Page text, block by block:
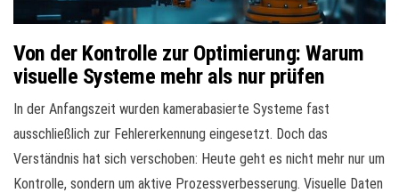
Von der Kontrolle zur Optimierung: Warum
visuelle Systeme mehr als nur prüfen
In der Anfangszeit wurden kamerabasierte Systeme fast
ausschließlich zur Fehlererkennung eingesetzt. Doch das
Verständnis hat sich verschoben: Heute geht es nicht mehr nur um
Kontrolle, sondern um aktive Prozessverbesserung. Visuelle Daten